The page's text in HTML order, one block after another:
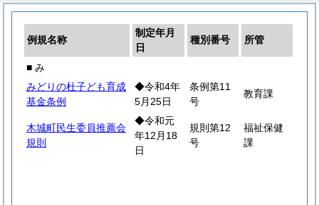
例規名称
制定年月
日
種別番号 所管
■ み
みどりの杜子ども育成
基金条例
◆令和4年
5月25日
条例第11
号
教育課
木城町民生委員推薦会
規則
◆令和元
年12月18
日
規則第12
号
福祉保健
課